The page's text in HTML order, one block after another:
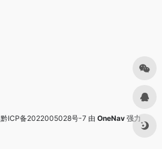
黔ICP备2022005028号-7 由 OneNav 强力